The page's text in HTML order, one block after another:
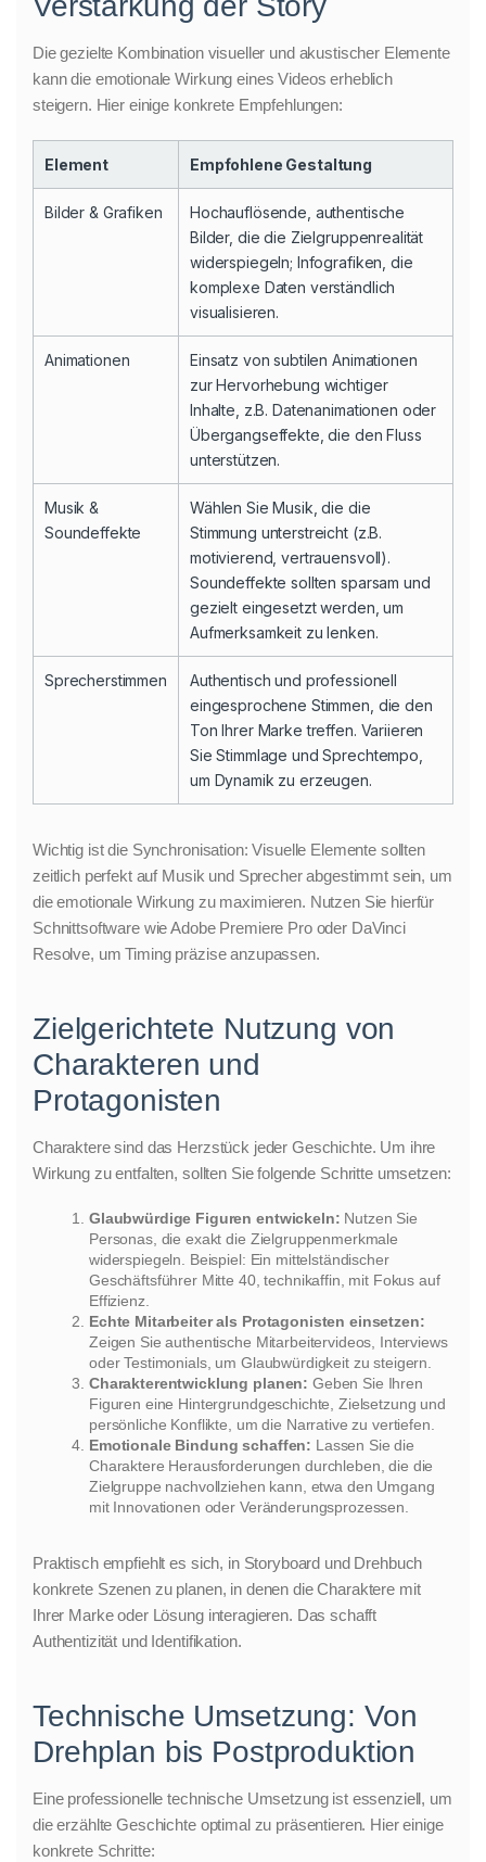
Die gezielte Kombination visueller und akustischer Elemente
kann die emotionale Wirkung eines Videos erheblich
steigern. Hier einige konkrete Empfehlungen:
Element Empfohlene Gestaltung
Bilder & Grafiken
Hochauflösende, authentische
Bilder, die die Zielgruppenrealität
widerspiegeln; Infografiken, die
komplexe Daten verständlich
visualisieren.
Animationen
Einsatz von subtilen Animationen
zur Hervorhebung wichtiger
Inhalte, z.B. Datenanimationen oder
Übergangseffekte, die den Fluss
unterstützen.
Musik &
Soundeffekte
Wählen Sie Musik, die die
Stimmung unterstreicht (z.B.
motivierend, vertrauensvoll).
Soundeffekte sollten sparsam und
gezielt eingesetzt werden, um
Aufmerksamkeit zu lenken.
Sprecherstimmen
Authentisch und professionell
eingesprochene Stimmen, die den
Ton Ihrer Marke treffen. Variieren
Sie Stimmlage und Sprechtempo,
um Dynamik zu erzeugen.
Wichtig ist die Synchronisation: Visuelle Elemente sollten
zeitlich perfekt auf Musik und Sprecher abgestimmt sein, um
die emotionale Wirkung zu maximieren. Nutzen Sie hierfür
Schnittsoftware wie Adobe Premiere Pro oder DaVinci
Resolve, um Timing präzise anzupassen.
Zielgerichtete Nutzung von
Charakteren und
Protagonisten
Charaktere sind das Herzstück jeder Geschichte. Um ihre
Wirkung zu entfalten, sollten Sie folgende Schritte umsetzen:
Glaubwürdige Figuren entwickeln: Nutzen Sie
Personas, die exakt die Zielgruppenmerkmale
widerspiegeln. Beispiel: Ein mittelständischer
Geschäftsführer Mitte 40, technikaffin, mit Fokus auf
Effizienz.
Echte Mitarbeiter als Protagonisten einsetzen:
Zeigen Sie authentische Mitarbeitervideos, Interviews
oder Testimonials, um Glaubwürdigkeit zu steigern.
Charakterentwicklung planen: Geben Sie Ihren
Figuren eine Hintergrundgeschichte, Zielsetzung und
persönliche Konflikte, um die Narrative zu vertiefen.
Emotionale Bindung schaffen: Lassen Sie die
Charaktere Herausforderungen durchleben, die die
Zielgruppe nachvollziehen kann, etwa den Umgang
mit Innovationen oder Veränderungsprozessen.
Praktisch empfiehlt es sich, in Storyboard und Drehbuch
konkrete Szenen zu planen, in denen die Charaktere mit
Ihrer Marke oder Lösung interagieren. Das schafft
Authentizität und Identifikation.
Technische Umsetzung: Von
Drehplan bis Postproduktion
Eine professionelle technische Umsetzung ist essenziell, um
die erzählte Geschichte optimal zu präsentieren. Hier einige
konkrete Schritte: